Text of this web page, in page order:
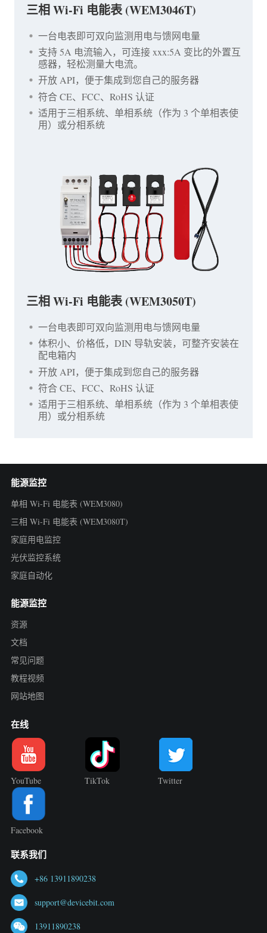
三相 Wi-Fi 电能表 (WEM3046T)
一台电表即可双向监测用电与馈网电量
支持 5A 电流输入，可连接 xxx:5A 变比的外置互
感器，轻松测量大电流。
开放 API，便于集成到您自己的服务器
符合 CE、FCC、RoHS 认证
适用于三相系统、单相系统（作为 3 个单相表使
用）或分相系统
三相 Wi-Fi 电能表 (WEM3050T)
一台电表即可双向监测用电与馈网电量
体积小、价格低，DIN 导轨安装，可整齐安装在
配电箱内
开放 API，便于集成到您自己的服务器
符合 CE、FCC、RoHS 认证
适用于三相系统、单相系统（作为 3 个单相表使
用）或分相系统
能源监控
单相 Wi-Fi 电能表 (WEM3080)
三相 Wi-Fi 电能表 (WEM3080T)
家庭用电监控
光伏监控系统
家庭自动化
能源监控
资源
文档
常见问题
教程视频
网站地图
在线
YouTube TikTok Twitter
Facebook
联系我们
+86 13911890238
support@devicebit.com
13911890238